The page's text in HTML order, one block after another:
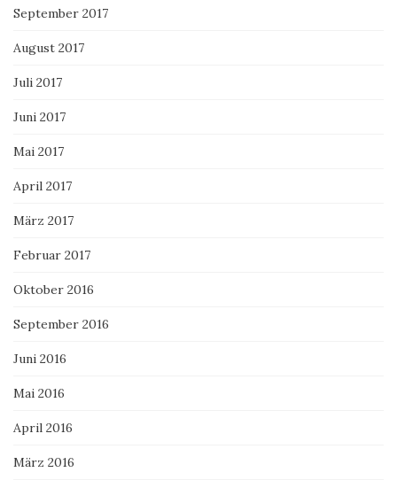
September 2017
August 2017
Juli 2017
Juni 2017
Mai 2017
April 2017
März 2017
Februar 2017
Oktober 2016
September 2016
Juni 2016
Mai 2016
April 2016
März 2016